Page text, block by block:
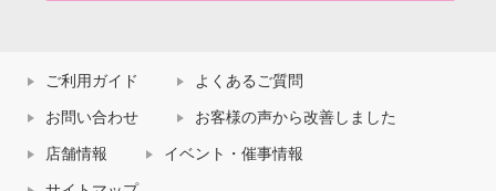
ご利用ガイド よくあるご質問
お問い合わせ お客様の声から改善しました
店舗情報 イベント・催事情報